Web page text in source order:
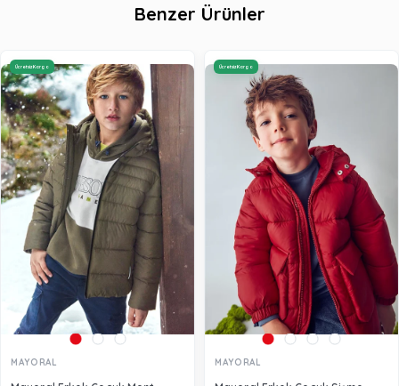
Benzer Ürünler
MAYORAL
Ücretsiz Kargo
MAYORAL
Ücretsiz Kargo